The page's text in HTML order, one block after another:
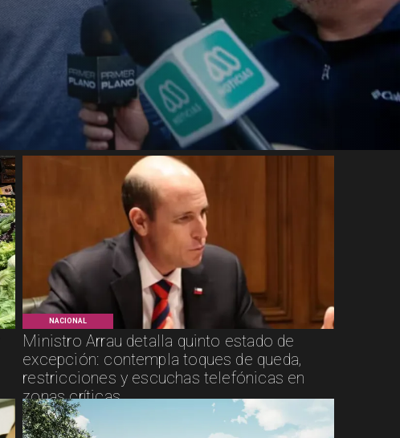
NACIONAL
Ministro Arrau detalla quinto estado de
excepción: contempla toques de queda,
restricciones y escuchas telefónicas en
zonas críticas